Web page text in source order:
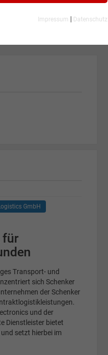
GmbH
für
Transport- und
sich Schenker
der Schenker
und der
Dienstleister bietet
setzt hierbei im
Impressum | Datenschutz